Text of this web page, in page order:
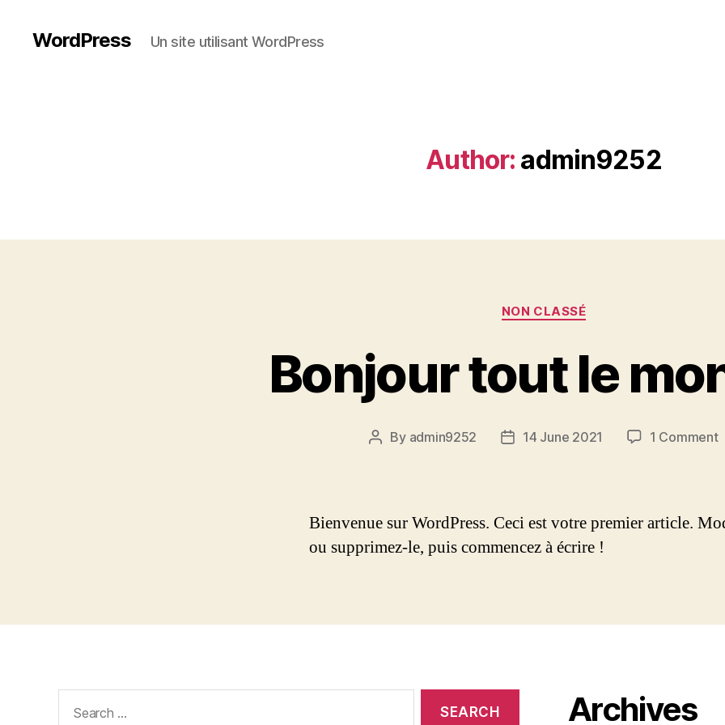
WordPress Un site utilisant WordPress
Author: admin9252
Categories
NON CLASSÉ
Bonjour tout le
Post
By admin9252
Post14 June 2021 1 Commenton
Bienvenue sur WordPress. Ceci est votre premier article.
ou supprimez-le, puis commencez à écrire !
for:
Archives